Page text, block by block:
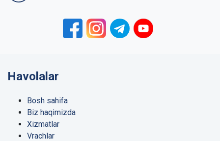
Havolalar
Bosh sahifa
Biz haqimizda
Xizmatlar
Vrachlar